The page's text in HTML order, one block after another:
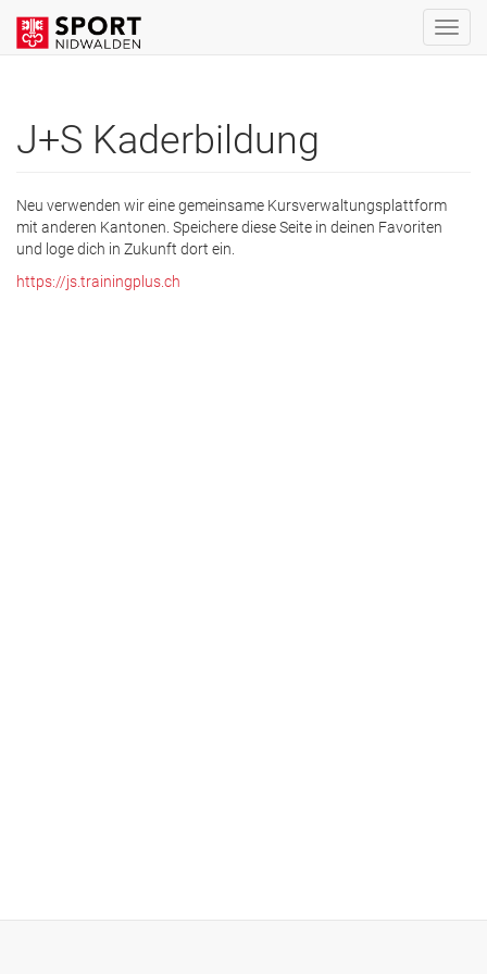
J+S Kaderbildung
Neu verwenden wir eine gemeinsame Kursverwaltungsplattform
mit anderen Kantonen. Speichere diese Seite in deinen Favoriten
und loge dich in Zukunft dort ein.
https://js.trainingplus.ch